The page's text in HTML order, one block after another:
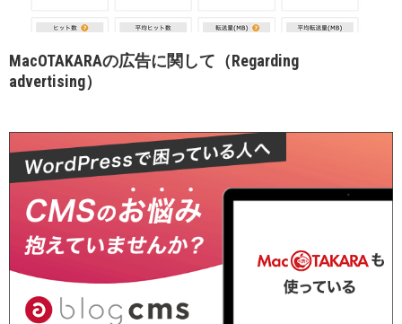
MacOTAKARAの広告に関して（Regarding
advertising）